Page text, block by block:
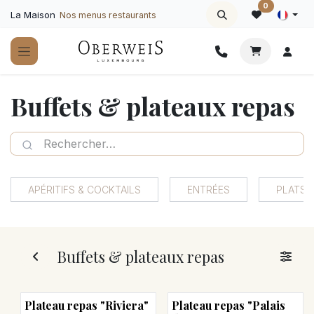
La Maison Nos menus restaurants
0
Buffets & plateaux repas
APÉRITIFS & COCKTAILS ENTRÉES PLATS
Buffets & plateaux repas
Plateau repas "Riviera"
Plateau repas "Palais